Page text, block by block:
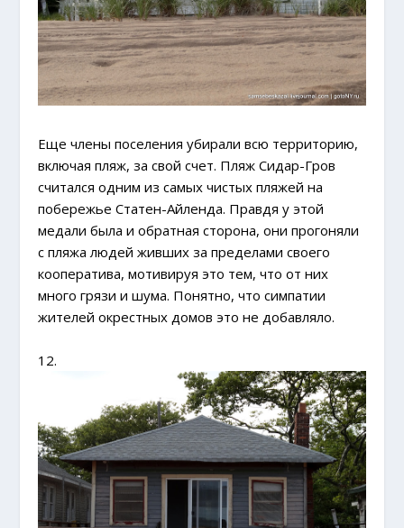
Еще члены поселения убирали всю территорию,
включая пляж, за свой счет. Пляж Сидар-Гров
считался одним из самых чистых пляжей на
побережье Статен-Айленда. Правдя у этой
медали была и обратная сторона, они прогоняли
с пляжа людей живших за пределами своего
кооператива, мотивируя это тем, что от них
много грязи и шума. Понятно, что симпатии
жителей окрестных домов это не добавляло.
12.